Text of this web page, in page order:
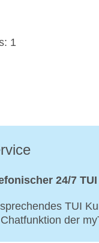
1
24/7
TUI
der